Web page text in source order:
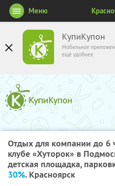
КупиКупон
Мобильное
ещё удобнее
Меню
Отдых для компании до 6
клубе «Хуторок» в
детская площадка,
30%. Красноярск